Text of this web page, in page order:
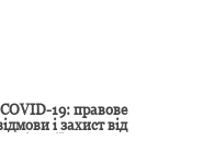
19: правове
і захист від